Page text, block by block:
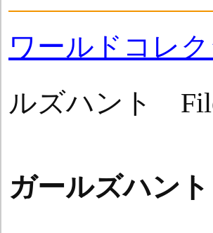
ワールドコレ
ルズハント
ガールズハン